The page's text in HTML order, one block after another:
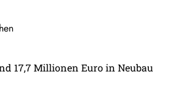
17,7 Millionen Euro in Neubau